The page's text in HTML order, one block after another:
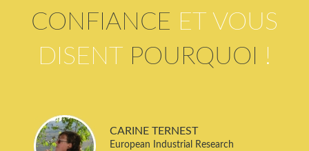
CONFIANCE ET VOUS
DISENT
POURQUOI !
CARINE TERNEST
European Industrial Research